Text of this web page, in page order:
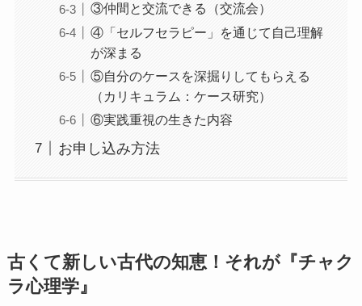
③仲間と交流できる（交流会）
④「セルフセラピー」を通じて自己理解
が深まる
⑤自分のケースを深掘りしてもらえる
（カリキュラム：ケース研究）
⑥実践重視の生きた内容
お申し込み方法
古くて新しい古代の知恵！それが『チャク
ラ心理学』